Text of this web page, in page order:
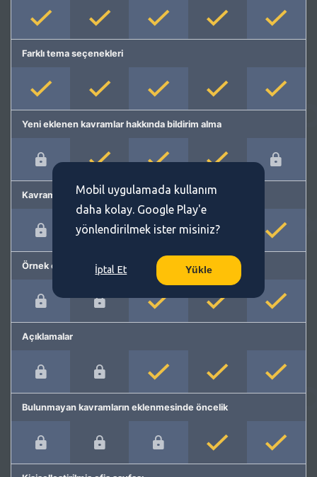
Farklı tema seçenekleri
Yeni eklenen kavramlar hakkında bildirim alma
Kavram önerme
Örnek cümleler
Açıklamalar
Bulunmayan kavramların eklenmesinde öncelik
Mobil uygulamada kullanım
daha kolay. Google Play'e
yönlendirilmek ister misiniz?
İptal Et Yükle